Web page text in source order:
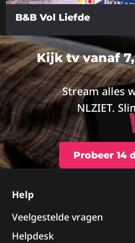
B&B Vol Liefde
Lees
meer
over
Kijk tv vanaf
Stream alles
NLZIET.
Probeer 14
footer
Help
Veelgestelde vragen
Helpdesk